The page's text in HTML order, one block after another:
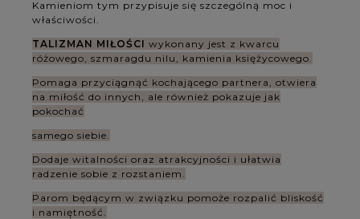
Kamieniom tym przypisuje się szczególną moc i
właściwości.
TALIZMAN MIŁOŚCI wykonany jest z kwarcu
różowego, szmaragdu nilu, kamienia księżycowego
Pomaga przyciągnąć kochającego partnera, otwiera
na miłość do innych, ale również pokazuje jak
pokochać
samego siebie.
Dodaje witalności oraz atrakcyjności i ułatwia
radzenie sobie z rozstaniem.
Parom będącym w związku pomoże rozpalić bliskość
i namiętność.